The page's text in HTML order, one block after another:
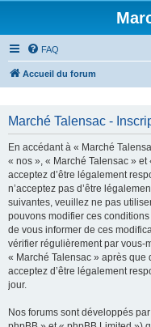
FAQ
Accueil du forum
Marché Talensac -
En accédant à « Marché
« nos », « Marché Talensac »
acceptez d’être légalement
n’acceptez pas d’être
suivantes, veuillez ne pas
pouvons modifier ces
de vous informer de ces
vérifier régulièrement par vous-
« Marché Talensac » après que
acceptez d’être légalement
jour.
Nos forums sont développés